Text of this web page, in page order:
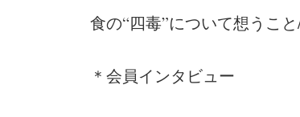
食の“四毒”について想うこ
＊会員インタビュー